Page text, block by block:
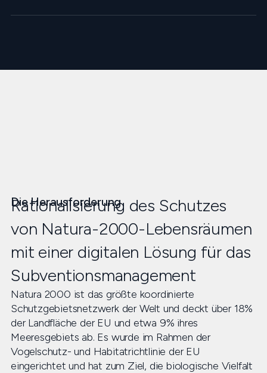
Die Herausforderung
Rationalisierung des Schutzes
von Natura-2000-Lebensräumen
mit einer digitalen Lösung für das
Subventionsmanagement
Natura 2000 ist das größte koordinierte
Schutzgebietsnetzwerk der Welt und deckt über 18%
der Landfläche der EU und etwa 9% ihres
Meeresgebiets ab. Es wurde im Rahmen der
Vogelschutz- und Habitatrichtlinie der EU
eingerichtet und hat zum Ziel, die biologische Vielfalt